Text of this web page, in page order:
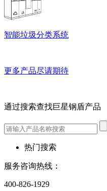
智能垃圾分类系统
更多产品尽请期待
通过搜索查找巨星钢盾产品
热门搜索
服务咨询热线：
400-826-1929